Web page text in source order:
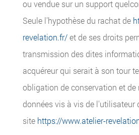
ou vendue sur un support
Seule l'hypothèse du rachat de
revelation.fr/et de ses droits
transmission des dites
acquéreur qui serait à son tour
obligation de conservation et
données vis à vis de l'utilisateur
site https://www.atelier-